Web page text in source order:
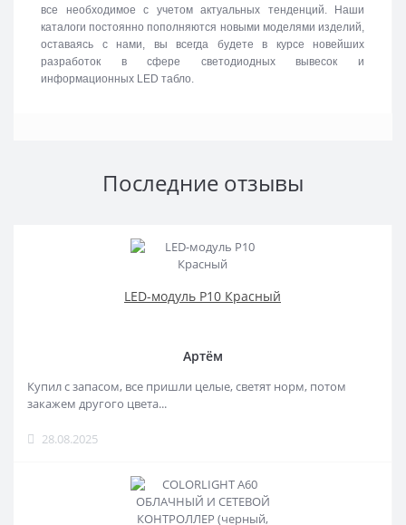
все необходимое с учетом актуальных тенденций. Наши
каталоги постоянно пополняются новыми моделями изделий,
оставаясь с нами, вы всегда будете в курсе новейших
разработок в сфере светодиодных вывесок и
информационных LED табло.
Последние отзывы
LED-модуль P10 Красный
Артём
Купил с запасом, все пришли целые, светят норм, потом
закажем другого цвета...
28.08.2025